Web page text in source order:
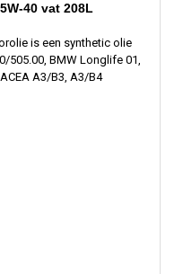
40 vat 208L
is een synthetic olie
505.00, BMW Longlife 01,
A3/B3, A3/B4